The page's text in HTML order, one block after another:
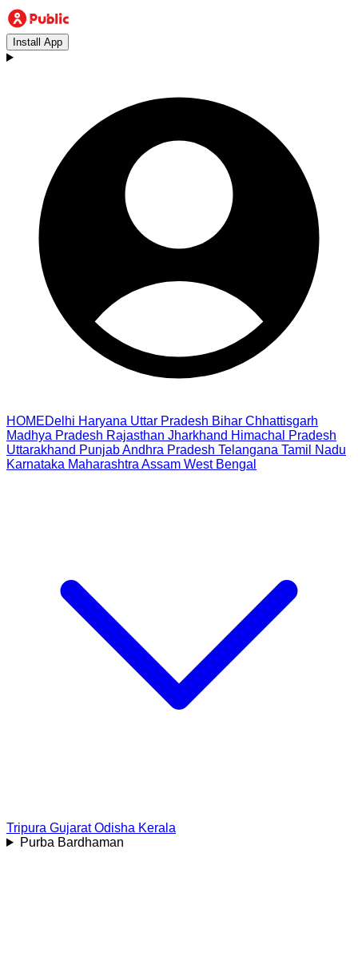
Install App
HOMEDelhi Haryana Uttar Pradesh Bihar Chhattisgarh
Madhya Pradesh Rajasthan Jharkhand Himachal Pradesh
Uttarakhand PunjabAndhra Pradesh Telangana Tamil Nadu
Karnataka Maharashtra Assam West Bengal
Tripura Gujarat Odisha Kerala
Purba Bardhaman